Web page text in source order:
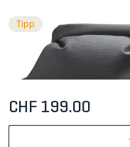
Tipp
CHF 199.00